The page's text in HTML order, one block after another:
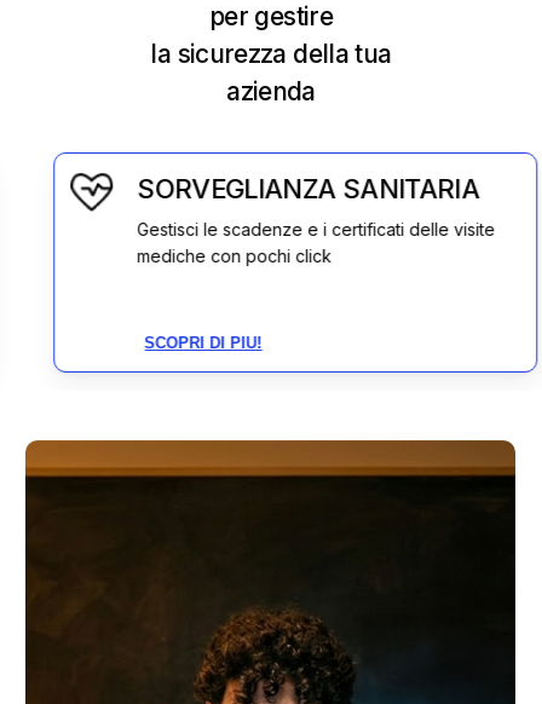
per gestire
la sicurezza della tua
azienda
SORVEGLIANZA SANITARIA
Gestisci le scadenze e i certificati delle visite
mediche con pochi click
SCOPRI DI PIU!